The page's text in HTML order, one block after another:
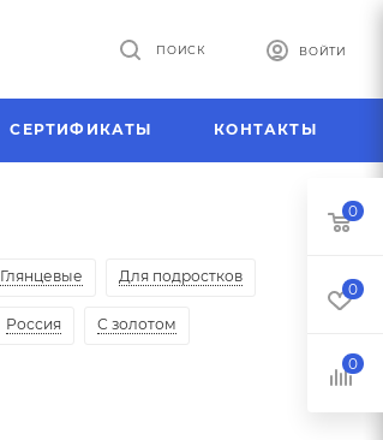
ВОЙТИ
ПОИСК
СЕРТИФИКАТЫ КОНТАКТЫ
Глянцевые Для подростков
Россия С золотом
0
0
0